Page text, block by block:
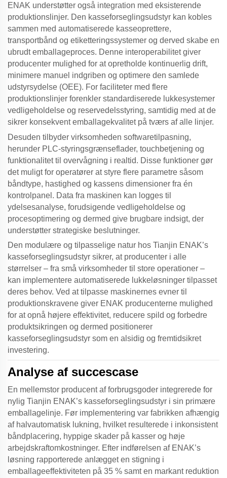
ENAK understøtter også integration med eksisterende
produktionslinjer. Den kasseforseglingsudstyr kan kobles
sammen med automatiserede kasseoprettere,
transportbånd og etiketteringssystemer og derved skabe en
ubrudt emballageproces. Denne interoperabilitet giver
producenter mulighed for at opretholde kontinuerlig drift,
minimere manuel indgriben og optimere den samlede
udstyrsydelse (OEE). For faciliteter med flere
produktionslinjer forenkler standardiserede lukkesystemer
vedligeholdelse og reservedelsstyring, samtidig med at de
sikrer konsekvent emballagekvalitet på tværs af alle linjer.
Desuden tilbyder virksomheden softwaretilpasning,
herunder PLC-styringsgrænseflader, touchbetjening og
funktionalitet til overvågning i realtid. Disse funktioner gør
det muligt for operatører at styre flere parametre såsom
båndtype, hastighed og kassens dimensioner fra én
kontrolpanel. Data fra maskinen kan logges til
ydelsesanalyse, forudsigende vedligeholdelse og
procesoptimering og dermed give brugbare indsigt, der
understøtter strategiske beslutninger.
Den modulære og tilpasselige natur hos Tianjin ENAK’s
kasseforseglingsudstyr sikrer, at producenter i alle
størrelser – fra små virksomheder til store operationer –
kan implementere automatiserede lukkeløsninger tilpasset
deres behov. Ved at tilpasse maskinernes evner til
produktionskravene giver ENAK producenterne mulighed
for at opnå højere effektivitet, reducere spild og forbedre
produktsikringen og dermed positionerer
kasseforseglingsudstyr som en alsidig og fremtidsikret
investering.
Analyse af succescase
En mellemstor producent af forbrugsgoder integrerede for
nylig Tianjin ENAK’s kasseforseglingsudstyr i sin primære
emballagelinje. Før implementering var fabrikken afhængig
af halvautomatisk lukning, hvilket resulterede i inkonsistent
båndplacering, hyppige skader på kasser og høje
arbejdskraftomkostninger. Efter indførelsen af ENAK’s
løsning rapporterede anlægget en stigning i
emballageeffektiviteten på 35 % samt en markant reduktion